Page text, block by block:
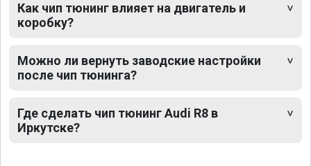
Как чип тюнинг влияет на двигатель и
коробку?
Можно ли вернуть заводские настройки
после чип тюнинга?
Где сделать чип тюнинг Audi R8 в
Иркутске?